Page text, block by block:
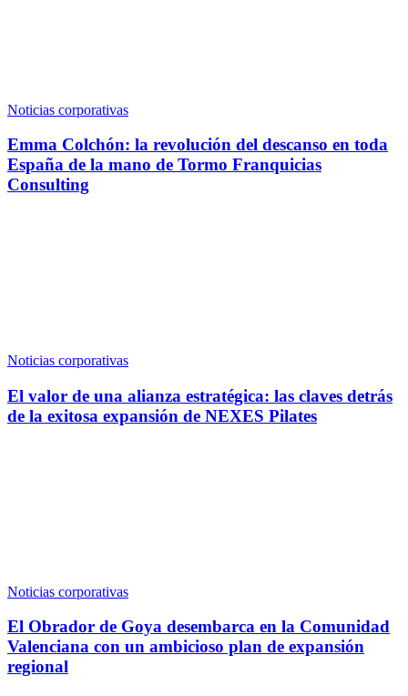
Noticias corporativas
Emma Colchón: la revolución del descanso en toda
España de la mano de Tormo Franquicias
Consulting
Noticias corporativas
El valor de una alianza estratégica: las claves detrás
de la exitosa expansión de NEXES Pilates
Noticias corporativas
El Obrador de Goya desembarca en la Comunidad
Valenciana con un ambicioso plan de expansión
regional